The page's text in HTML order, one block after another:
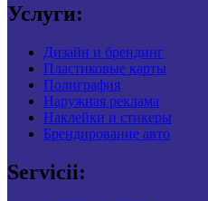
Услуги:
Дизайн и брендинг
Пластиковые карты
Полиграфия
Наружная реклама
Наклейки и стикеры
Брендирование авто
Servicii: